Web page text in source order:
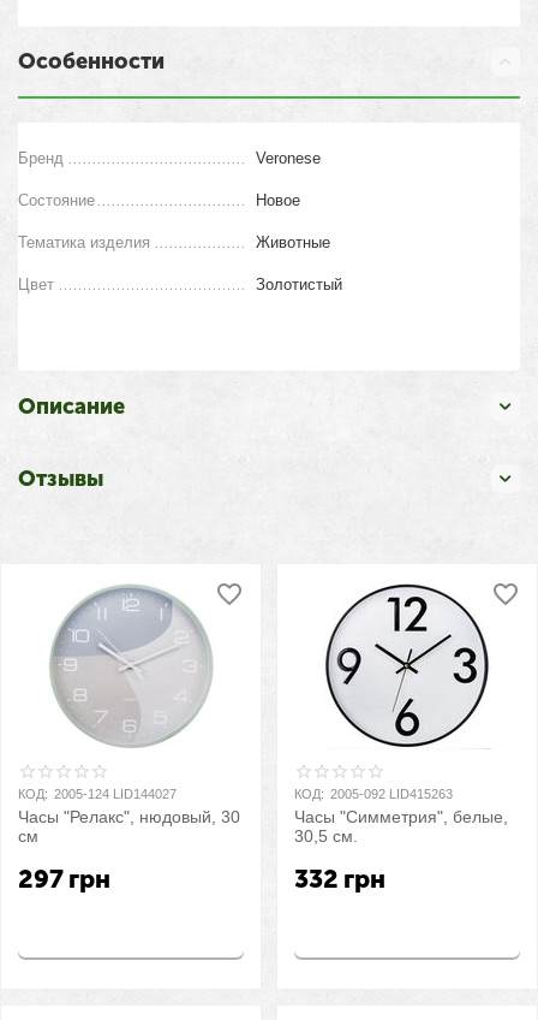
Особенности
Бренд Veronese
Состояние Новое
Тематика изделия Животные
Цвет Золотистый
Описание
Отзывы
КОД: 2005-124 LID144027
Часы "Релакс", нюдовый, 30
см
297 грн
КОД: 2005-092 LID415263
Часы "Симметрия", белые,
30,5 см.
332 грн